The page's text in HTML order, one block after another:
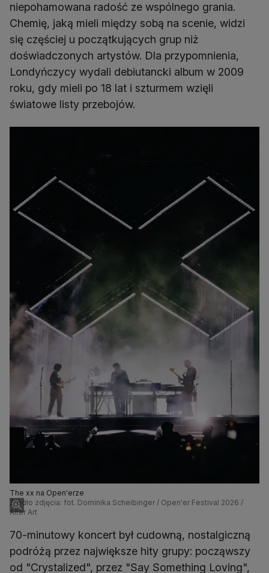
niepohamowana radość ze wspólnego grania.
Chemię, jaką mieli między sobą na scenie, widzi
się częściej u początkujących grup niż
doświadczonych artystów. Dla przypomnienia,
Londyńczycy wydali debiutancki album w 2009
roku, gdy mieli po 18 lat i szturmem wzięli
światowe listy przebojów.
The xx na Open'erze
Źródło zdjęcia: fot. Dominika Scheibinger / Open'er Festival 2026 /
Alter Art
70-minutowy koncert był cudowną, nostalgiczną
podróżą przez największe hity grupy: począwszy
od "Crystalized", przez "Say Something Loving",